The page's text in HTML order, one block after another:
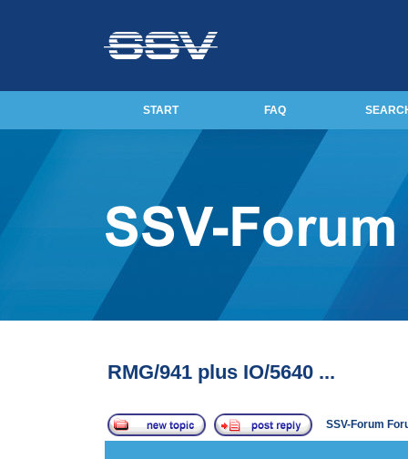
START FAQ
RMG/941 plus IO/5640 ...
SSV-Forum